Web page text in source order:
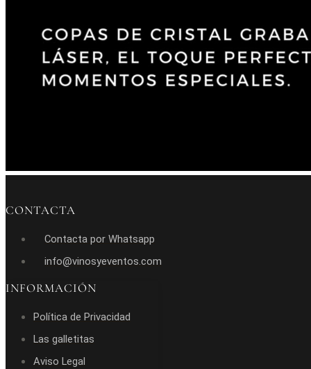
CONTACTA
Contacta por Whatsapp
info@vinosyeventos.com
INFORMACIÓN
Política de Privacidad
Las galletitas
Aviso Legal